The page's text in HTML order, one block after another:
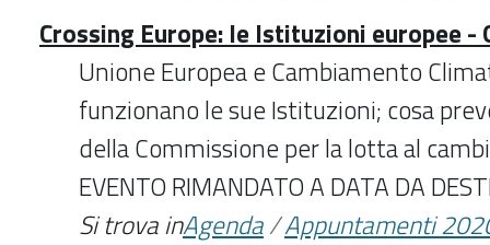
Crossing Europe: le Istituzioni europee -
Unione Europea e Cambiamento
funzionano le sue Istituzioni; cosa
della Commissione per la lotta al
EVENTO RIMANDATO A DATA DA
Si trova inAgenda/Appuntamenti